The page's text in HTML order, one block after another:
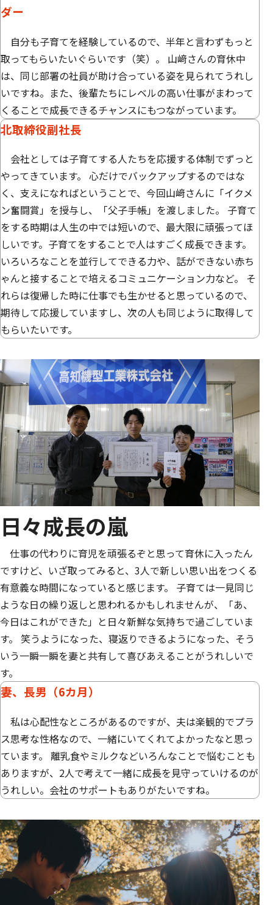
ダー
自分も子育てを経験しているので、半年と言わずもっと
取ってもらいたいぐらいです（笑）。 山﨑さんの育休中
は、同じ部署の社員が助け合っている姿を見られてうれし
いですね。また、後輩たちにレベルの高い仕事がまわって
くることで成長できるチャンスにもつながっています。
北取締役副社長
会社としては子育てする人たちを応援する体制でずっと
やってきています。 心だけでバックアップするのではな
く、支えになればということで、今回山﨑さんに「イクメ
ン奮闘賞」を授与し、「父子手帳」を渡しました。 子育て
をする時期は人生の中では短いので、最大限に頑張ってほ
しいです。子育てをすることで人はすごく成長できます。
いろいろなことを並行してできる力や、話ができない赤ち
ゃんと接することで培えるコミュニケーション力など。 そ
れらは復帰した時に仕事でも生かせると思っているので、
期待して応援していますし、次の人も同じように取得して
もらいたいです。
日々成長の嵐
仕事の代わりに育児を頑張るぞと思って育休に入ったん
ですけど、いざ取ってみると、3人で新しい思い出をつくる
有意義な時間になっていると感じます。 子育ては一見同じ
ような日の繰り返しと思われるかもしれませんが、「あ、
今日はこれができた」と日々新鮮な気持ちで過ごしていま
す。 笑うようになった、寝返りできるようになった、そう
いう一瞬一瞬を妻と共有して喜びあえることがうれしいで
す。
妻、長男（6カ月）
私は心配性なところがあるのですが、夫は楽観的でプラ
ス思考な性格なので、一緒にいてくれてよかったなと思っ
ています。 離乳食やミルクなどいろんなことで悩むことも
ありますが、2人で考えて一緒に成長を見守っていけるのが
うれしい。会社のサポートもありがたいですね。